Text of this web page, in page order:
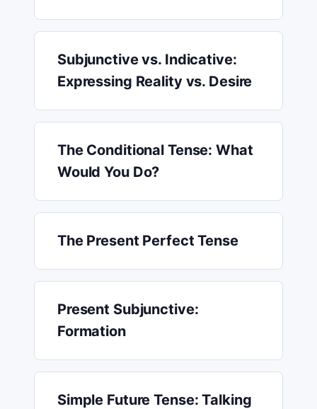
Subjunctive vs. Indicative:
Expressing Reality vs. Desire
The Conditional Tense: What
Would You Do?
The Present Perfect Tense
Present Subjunctive:
Formation
Simple Future Tense: Talking